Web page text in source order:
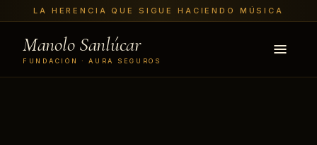
LA HERENCIA QUE SIGUE HACIENDO MÚSICA
Manolo Sanlúcar
FUNDACIÓN · AURA SEGUROS